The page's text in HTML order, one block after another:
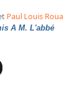
Paul Louis Roua
A M. L'abbé
a M. L'abbé
// Le 29 may 1753